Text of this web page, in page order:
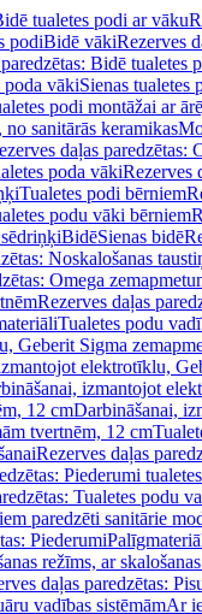
tualetes podi ar vāku
podiBidē vākiRezerves
Bidē tualetes
poda vākiSienas tualetes
podi montāžai ar
sanitārās keramikas
daļas paredzētas:
poda vākiRezerves
Tualetes podi bērniem
podu vāki bērniem
BidēSienas bidē
Noskalošanas
Omega
Rezerves daļas
Tualetes podu
Geberit Sigma
elektrotīklu,
izmantojot
12 cmDarbināšanai,
tvertnēm, 12 cm
Rezerves daļas
Piederumi
Tualetes podu
paredzēti sanitārie
Piederumi
režīms, ar
daļas paredzētas:
vadības sistēmāmAr